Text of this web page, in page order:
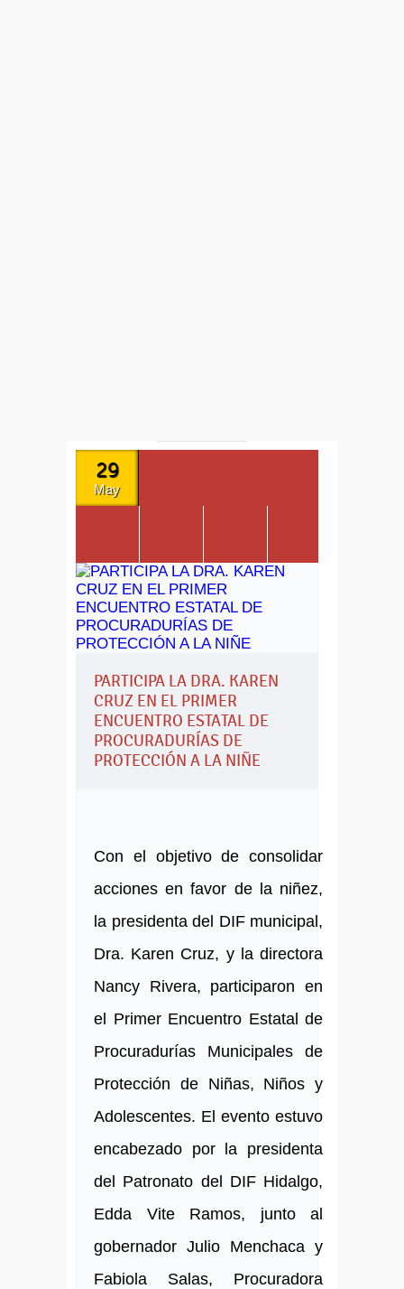
29
May
PARTICIPA LA DRA. KAREN
CRUZ EN EL PRIMER
ENCUENTRO ESTATAL DE
PROCURADURÍAS DE
PROTECCIÓN A LA NIÑE
Con el objetivo de consolidar
acciones en favor de la niñez,
la presidenta del DIF municipal,
Dra. Karen Cruz, y la directora
Nancy Rivera, participaron en
el Primer Encuentro Estatal de
Procuradurías Municipales de
Protección de Niñas, Niños y
Adolescentes. El evento estuvo
encabezado por la presidenta
del Patronato del DIF Hidalgo,
Edda Vite Ramos, junto al
gobernador Julio Menchaca y
Fabiola Salas, Procuradora